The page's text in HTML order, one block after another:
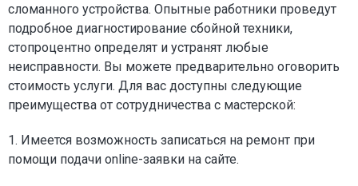
сломанного устройства. Опытные работники проведут
подробное диагностирование сбойной техники,
стопроцентно определят и устранят любые
неисправности. Вы можете предварительно оговорить
стоимость услуги. Для вас доступны следующие
преимущества от сотрудничества с мастерской:
1. Имеется возможность записаться на ремонт при
помощи подачи online-заявки на сайте.